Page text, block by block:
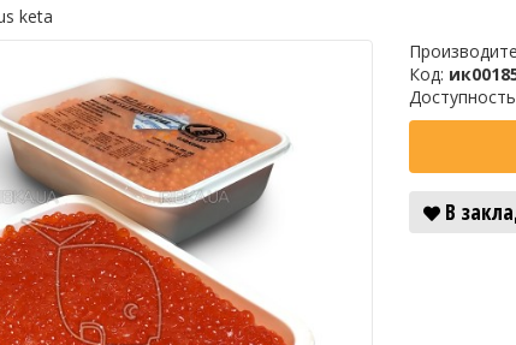
keta
Код:
В